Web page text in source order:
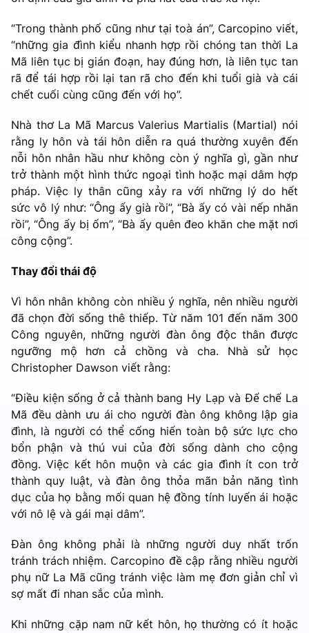
“Trong thành phố cũng như tại toà án”, Carcopino viết,
“những gia đình kiểu nhanh hợp rồi chóng tan thời La
Mã liên tục bị gián đoạn, hay đúng hơn, là liên tục tan
rã để tái hợp rồi lại tan rã cho đến khi tuổi già và cái
chết cuối cùng cũng đến với họ”.
Nhà thơ La Mã Marcus Valerius Martialis (Martial) nói
rằng ly hôn và tái hôn diễn ra quá thường xuyên đến
nỗi hôn nhân hầu như không còn ý nghĩa gì, gần như
trở thành một hình thức ngoại tình hoặc mại dâm hợp
pháp. Việc ly thân cũng xảy ra với những lý do hết
sức vô lý như: “Ông ấy già rồi”, “Bà ấy có vài nếp nhăn
rồi”, “Ông ấy bị ốm”, “Bà ấy quên đeo khăn che mặt nơi
công cộng”.
Thay đổi thái độ
Vì hôn nhân không còn nhiều ý nghĩa, nên nhiều người
đã chọn đời sống thê thiếp. Từ năm 101 đến năm 300
Công nguyên, những người đàn ông độc thân được
ngưỡng mộ hơn cả chồng và cha. Nhà sử học
Christopher Dawson viết rằng:
“Điều kiện sống ở cả thành bang Hy Lạp và Đế chế La
Mã đều dành ưu ái cho người đàn ông không lập gia
đình, là người có thể cống hiến toàn bộ sức lực cho
bổn phận và thú vui của đời sống dành cho cộng
đồng. Việc kết hôn muộn và các gia đình ít con trở
thành quy luật, và đàn ông thỏa mãn bản năng tình
dục của họ bằng mối quan hệ đồng tính luyến ái hoặc
với nô lệ và gái mại dâm”.
Đàn ông không phải là những người duy nhất trốn
tránh trách nhiệm. Carcopino đề cập rằng nhiều người
phụ nữ La Mã cũng tránh việc làm mẹ đơn giản chỉ vì
sợ mất đi nhan sắc của mình.
Khi những cặp nam nữ kết hôn, họ thường có ít hoặc